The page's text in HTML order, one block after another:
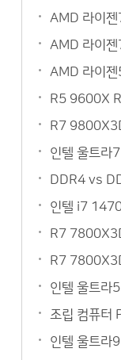
AMD 라이
AMD 라이
AMD 라이
R5 9600X
R7
인텔 울트라
DDR4 vs
인텔 i7
R7
R7
인텔 울트라
조립 컴퓨터
인텔 울트라